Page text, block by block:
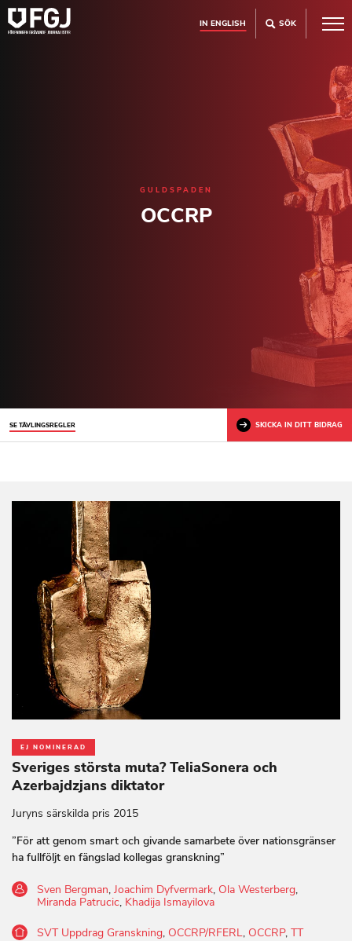
IN ENGLISH SÖK
GULDSPADEN
OCCRP
SE TÄVLINGSREGLER SKICKA IN DITT BIDRAG
EJ NOMINERAD
Sveriges största muta? TeliaSonera och
Azerbajdzjans diktator
Juryns särskilda pris 2015
”För att genom smart och givande samarbete över nationsgränser
ha fullföljt en fängslad kollegas granskning”
Sven Bergman,Joachim Dyfvermark, Ola Westerberg,
Miranda Patrucic, Khadija Ismayilova
SVT Uppdrag Granskning, OCCRP/RFERL, OCCRP,TT